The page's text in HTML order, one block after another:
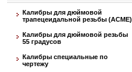
Калибры для дюймовой
трапецеидальной резьбы (АСМЕ)
Калибры для дюймовой резьбы
55 градусов
Калибры специальные по
чертежу